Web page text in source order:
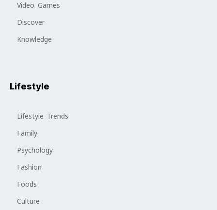
Video Games
Discover
Knowledge
Lifestyle
Lifestyle Trends
Family
Psychology
Fashion
Foods
Culture